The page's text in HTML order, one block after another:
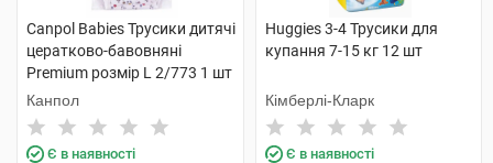
Canpol Babies Трусики дитячі
цератково-бавовняні
Premium розмір L 2/773 1 шт
Канпол
Є в наявності
Huggies 3-4 Трусики для
купання 7-15 кг 12 шт
Кімберлі-Кларк
Є в наявності